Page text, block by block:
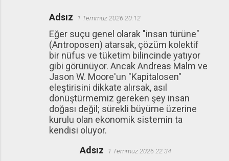
Adsız 1 Temmuz 2026 20:12
Eğer suçu genel olarak "insan türüne"
(Antroposen) atarsak, çözüm kolektif
bir nüfus ve tüketim bilincinde yatıyor
gibi görünüyor. Ancak Andreas Malm ve
Jason W. Moore'un "Kapitalosen"
eleştirisini dikkate alırsak, asıl
dönüştürmemiz gereken şey insan
doğası değil; sürekli büyüme üzerine
kurulu olan ekonomik sistemin ta
kendisi oluyor.
Adsız 1 Temmuz 2026 22:34